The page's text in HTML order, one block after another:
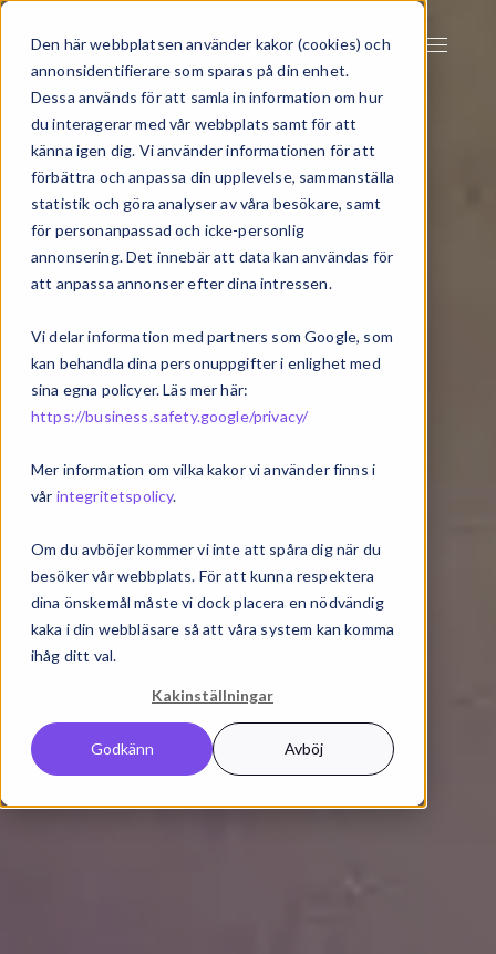
Den här webbplatsen använder kakor (cookies) och
annonsidentifierare som sparas på din enhet.
Dessa används för att samla in information om hur
du interagerar med vår webbplats samt för att
känna igen dig. Vi använder informationen för att
förbättra och anpassa din upplevelse, sammanställa
statistik och göra analyser av våra besökare, samt
för personanpassad och icke-personlig
annonsering. Det innebär att data kan användas för
att anpassa annonser efter dina intressen.
Vi delar information med partners som Google, som
kan behandla dina personuppgifter i enlighet med
sina egna policyer. Läs mer här:
https://business.safety.google/privacy/
Mer information om vilka kakor vi använder finns i
vår integritetspolicy.
Om du avböjer kommer vi inte att spåra dig när du
besöker vår webbplats. För att kunna respektera
dina önskemål måste vi dock placera en nödvändig
kaka i din webbläsare så att våra system kan komma
ihåg ditt val.
Kakinställningar
Godkänn Avböj